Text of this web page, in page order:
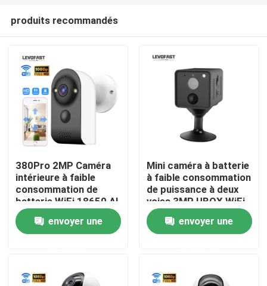
À la maison
Vidéos
produits recommandés
380Pro 2MP Caméra
intérieure à faible
consommation de
batterie WiFi 18650 AI
Détection de
mouvement intelligent
Caméra de
envoyer une
Mini caméra à batterie
à faible consommation
de puissance à deux
voies 3MP UBOX WiFi
PIR Caméra de
sécurité à domicile
envoyer une